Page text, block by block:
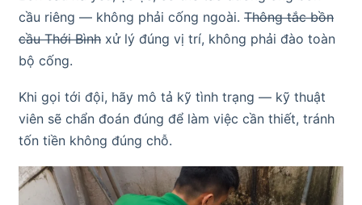
cầu riêng — không phải cống ngoài. Thông tắc bồn
cầu Thới Bình xử lý đúng vị trí, không phải đào toàn
bộ cống.
Khi gọi tới đội, hãy mô tả kỹ tình trạng — kỹ thuật
viên sẽ chẩn đoán đúng để làm việc cần thiết, tránh
tốn tiền không đúng chỗ.